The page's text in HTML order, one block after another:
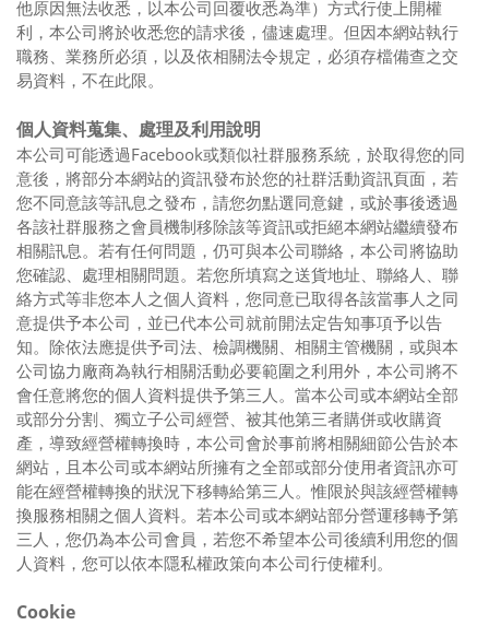
他原因無法收悉，以本公司回覆收悉為準）方式行使上開權
利，本公司將於收悉您的請求後，儘速處理。但因本網站執行
職務、業務所必須，以及依相關法令規定，必須存檔備查之交
易資料，不在此限。
個人資料蒐集、處理及利用說明
本公司可能透過Facebook或類似社群服務系統，於取得您的同
意後，將部分本網站的資訊發布於您的社群活動資訊頁面，若
您不同意該等訊息之發布，請您勿點選同意鍵，或於事後透過
各該社群服務之會員機制移除該等資訊或拒絕本網站繼續發布
相關訊息。若有任何問題，仍可與本公司聯絡，本公司將協助
您確認、處理相關問題。若您所填寫之送貨地址、聯絡人、聯
絡方式等非您本人之個人資料，您同意已取得各該當事人之同
意提供予本公司，並已代本公司就前開法定告知事項予以告
知。除依法應提供予司法、檢調機關、相關主管機關，或與本
公司協力廠商為執行相關活動必要範圍之利用外，本公司將不
會任意將您的個人資料提供予第三人。當本公司或本網站全部
或部分分割、獨立子公司經營、被其他第三者購併或收購資
產，導致經營權轉換時，本公司會於事前將相關細節公告於本
網站，且本公司或本網站所擁有之全部或部分使用者資訊亦可
能在經營權轉換的狀況下移轉給第三人。惟限於與該經營權轉
換服務相關之個人資料。若本公司或本網站部分營運移轉予第
三人，您仍為本公司會員，若您不希望本公司後續利用您的個
人資料，您可以依本隱私權政策向本公司行使權利。
Cookie